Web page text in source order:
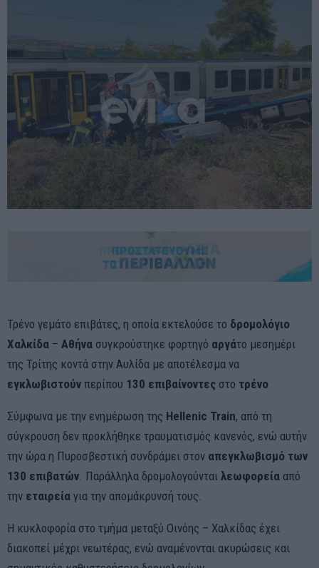
Τρένο γεμάτο επιβάτες, η οποία εκτελούσε το δρομολόγιο
Χαλκίδα – Αθήνα συγκρούστηκε φορτηγό αργάτο μεσημέρι
της Τρίτης κοντά στην Αυλίδα με αποτέλεσμα να
εγκλωβιστούν περίπου 130 επιβαίνοντες στο τρένο
Σύμφωνα με την ενημέρωση της Hellenic Train, από τη
σύγκρουση δεν προκλήθηκε τραυματισμός κανενός, ενώ αυτήν
την ώρα η Πυροσβεστική συνδράμει στον απεγκλωβισμό των
130 επιβατών. Παράλληλα δρομολογούνται λεωφορεία από
την εταιρεία για την απομάκρυνσή τους.
Η κυκλοφορία στο τμήμα μεταξύ Οινόης – Χαλκίδας έχει
διακοπεί μέχρι νεωτέρας, ενώ αναμένονται ακυρώσεις και